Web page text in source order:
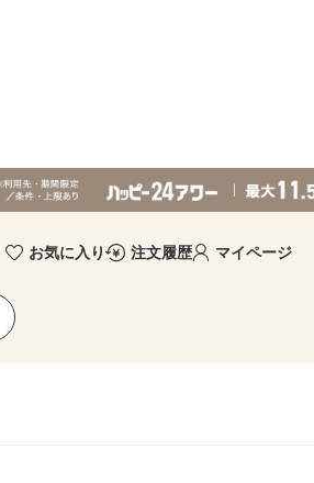
お気に入り 注文履歴 マイページ